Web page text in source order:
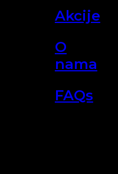
Akcije
O
nama
FAQs